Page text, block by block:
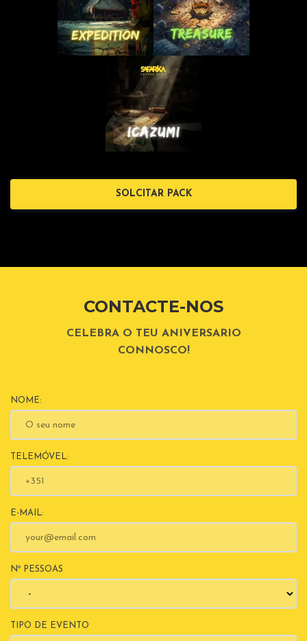
SOLCITAR PACK
CONTACTE-NOS
CELEBRA O TEU ANIVERSARIO
CONNOSCO!
NOME:
TELEMÓVEL:
E-MAIL:
Nº PESSOAS
TIPO DE EVENTO